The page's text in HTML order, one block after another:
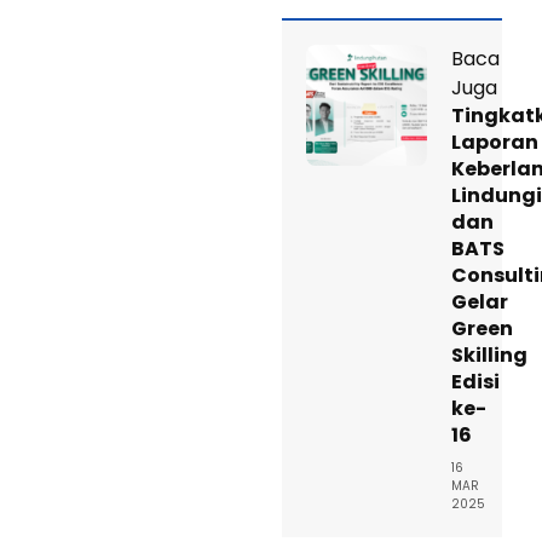
Baca
Juga
Laporan
dan
BATS
Gelar
Green
Skilling
Edisi
ke-
16
16
MAR
2025